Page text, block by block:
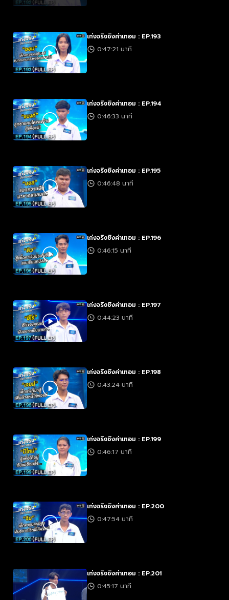
เก่งจริงชิงค่าเทอม : EP.193
0:47:21 นาที
เก่งจริงชิงค่าเทอม : EP.194
0:46:33 นาที
เก่งจริงชิงค่าเทอม : EP.195
0:46:48 นาที
เก่งจริงชิงค่าเทอม : EP.196
0:46:15 นาที
เก่งจริงชิงค่าเทอม : EP.197
0:44:23 นาที
เก่งจริงชิงค่าเทอม : EP.198
0:43:24 นาที
เก่งจริงชิงค่าเทอม : EP.199
0:46:17 นาที
เก่งจริงชิงค่าเทอม : EP.200
0:47:54 นาที
เก่งจริงชิงค่าเทอม : EP.201
0:45:17 นาที